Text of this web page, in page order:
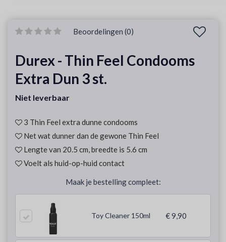
Beoordelingen (0)
Durex - Thin Feel Condooms
Extra Dun 3 st.
Niet leverbaar
3 Thin Feel extra dunne condooms
Net wat dunner dan de gewone Thin Feel
Lengte van 20.5 cm, breedte is 5.6 cm
Voelt als huid-op-huid contact
Maak je bestelling compleet:
Toy Cleaner 150ml € 9,90